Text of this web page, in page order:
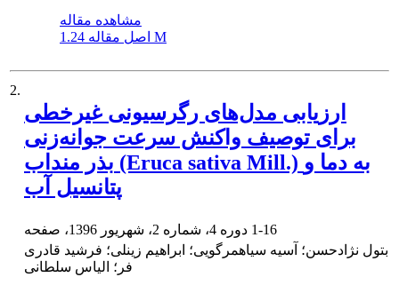
مشاهده مقاله
اصل مقاله 1.24 M
2.
ارزیابی مدل‌های رگرسیونی غیر‌خطی
برای توصیف واکنش سرعت جوانه‌زنی
بذر منداب (Eruca sativa Mill.) به دما و
پتانسیل آب
1-16
بتول نژادحسن؛ آسیه سیاهمرگویی؛ ابراهیم زینلی؛ فرشید قادری
فر؛ الیاس سلطانی